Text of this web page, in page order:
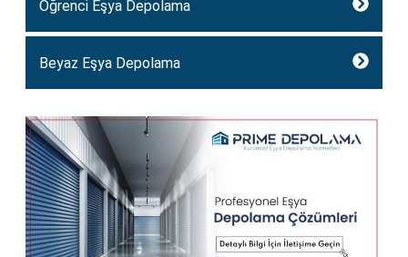
Öğrenci Eşya Depolama
Beyaz Eşya Depolama